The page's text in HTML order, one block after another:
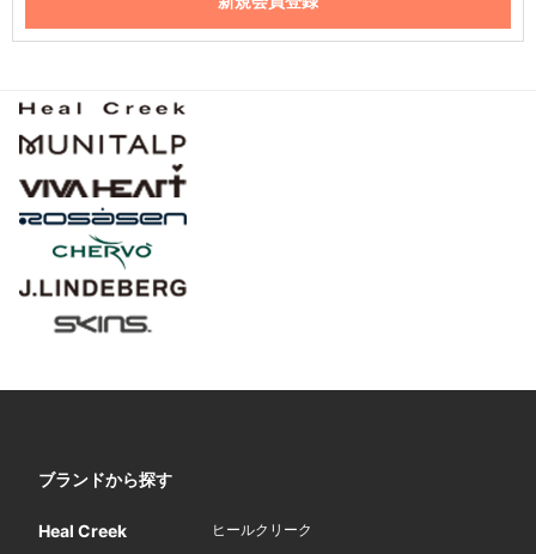
ブランドから探す
Heal Creek ヒールクリーク